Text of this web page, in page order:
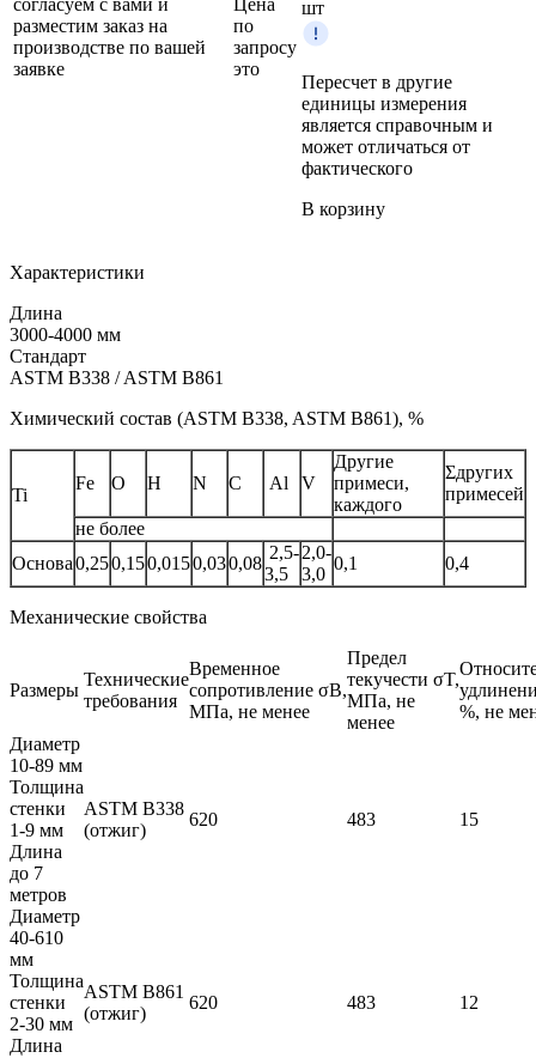
разместим заказ на
производстве по вашей
заявке
по
запросу
это
шт
Пересчет в другие
единицы измерения
является справочным и
может отличаться от
фактического
В корзину
Характеристики
Длина
3000-4000 мм
Стандарт
ASTM B338 / ASTM B861
Химический состав (ASTM B338, ASTM B861), %
Ti
Fe O H N C Al V
Другие
примеси,
каждого
Σдругих
примесей
не более
Основа0,250,150,0150,030,08
2,5-
3,5
2,0-
3,0
0,1 0,4
Механические свойства
Размеры
Технические
требования
Временное
сопротивление σB,
МПа, не менее
Предел
текучести σT,
МПа, не
менее
%, не
Диаметр
10-89 мм
Толщина
стенки
1-9 мм
Длина
до 7
метров
ASTM B338
(отжиг)
620 483 15
Диаметр
40-610
мм
Толщина
стенки
2-30 мм
Длина
ASTM B861
(отжиг)
620 483 12